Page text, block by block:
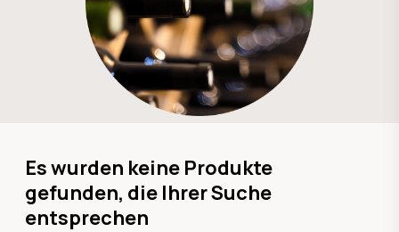
Es wurden keine Produkte
gefunden, die Ihrer Suche
entsprechen